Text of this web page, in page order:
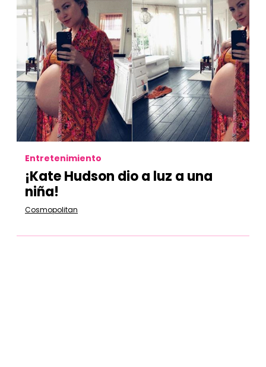
Entretenimiento
¡Kate Hudson dio a luz a una
niña!
Cosmopolitan